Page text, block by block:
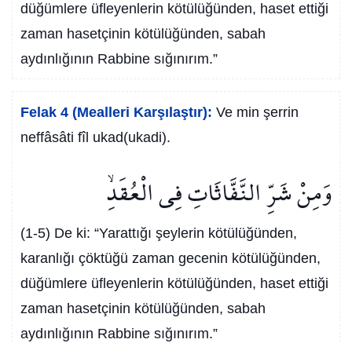
düğümlere üfleyenlerin kötülüğünden, haset ettiği
zaman hasetçinin kötülüğünden, sabah
aydınlığının Rabbine sığınırım.”
Felak 4 (Mealleri Karşılaştır): Ve min şerrin
neffâsâti fîl ukad(ukadi).
وَمِنْ شَرِّ النَّفَّاثَاتِ فِي الْعُقَدِۙ
(1-5) De ki: “Yarattığı şeylerin kötülüğünden,
karanlığı çöktüğü zaman gecenin kötülüğünden,
düğümlere üfleyenlerin kötülüğünden, haset ettiği
zaman hasetçinin kötülüğünden, sabah
aydınlığının Rabbine sığınırım.”